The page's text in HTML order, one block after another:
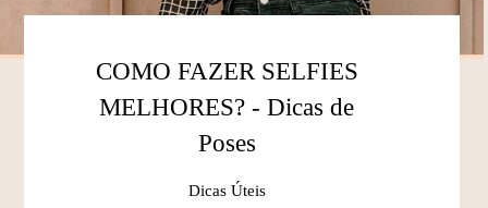
COMO FAZER SELFIES
MELHORES? - Dicas de
Poses
Dicas Úteis